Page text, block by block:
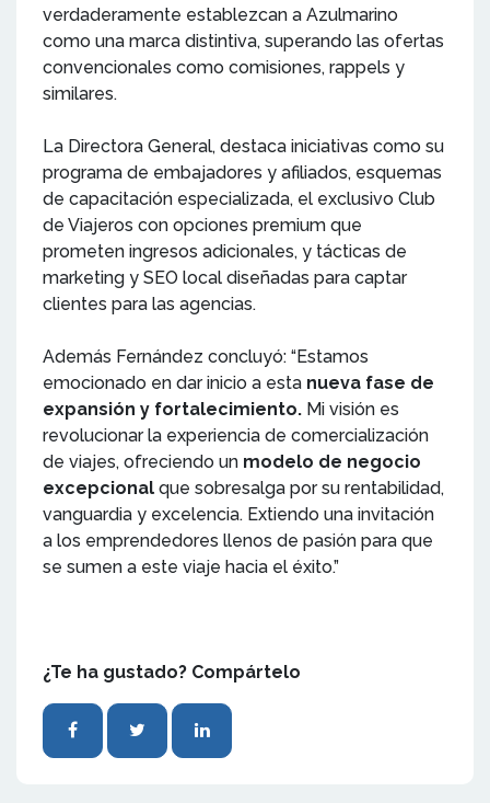
verdaderamente establezcan a Azulmarino
como una marca distintiva, superando las ofertas
convencionales como comisiones, rappels y
similares.
La Directora General, destaca iniciativas como su
programa de embajadores y afiliados, esquemas
de capacitación especializada, el exclusivo Club
de Viajeros con opciones premium que
prometen ingresos adicionales, y tácticas de
marketing y SEO local diseñadas para captar
clientes para las agencias.
Además Fernández concluyó: “Estamos
emocionado en dar inicio a esta nueva fase de
expansión y fortalecimiento. Mi visión es
revolucionar la experiencia de comercialización
de viajes, ofreciendo un modelo de negocio
excepcional que sobresalga por su rentabilidad,
vanguardia y excelencia. Extiendo una invitación
a los emprendedores llenos de pasión para que
se sumen a este viaje hacia el éxito.”
¿Te ha gustado? Compártelo